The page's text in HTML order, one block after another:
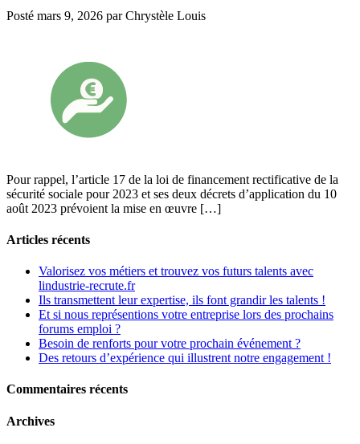
Posté mars 9, 2026 par Chrystèle Louis
Pour rappel, l’article 17 de la loi de financement rectificative de la
sécurité sociale pour 2023 et ses deux décrets d’application du 10
août 2023 prévoient la mise en œuvre […]
Articles récents
Valorisez vos métiers et trouvez vos futurs talents avec
lindustrie-recrute.fr
Ils transmettent leur expertise, ils font grandir les talents !
Et si nous représentions votre entreprise lors des prochains
forums emploi ?
Besoin de renforts pour votre prochain événement ?
Des retours d’expérience qui illustrent notre engagement !
Commentaires récents
Archives